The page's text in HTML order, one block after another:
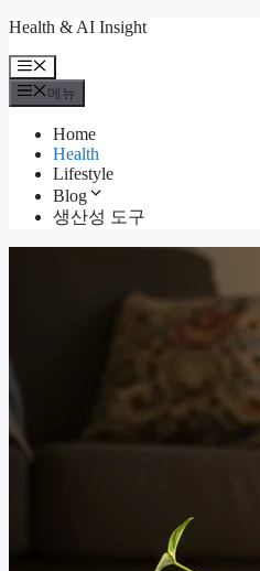
컨
츠
로
Health & AI Insight
메
뉴
메뉴
Home
Health
Lifestyle
Blog
생산성 도구